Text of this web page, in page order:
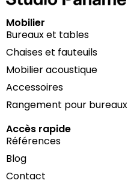
Mobilier
Bureaux et tables
Chaises et fauteuils
Mobilier acoustique
Accessoires
Rangement pour bureaux
Accès rapide
Références
Blog
Contact